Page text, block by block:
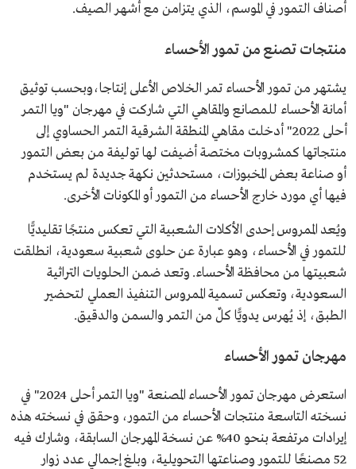
أصناف التمور في الموسم، الذي يتزامن مع أشهر الصيف.
منتجات تصنع من تمور الأحساء
يشتهر من تمور الأحساء تمر الخلاص الأعلى إنتاجا،وبحسب توثيق
أمانة الأحساء للمصانع والمقاهي التي شاركت في مهرجان "ويا التمر
أحلى 2022" أدخلت مقاهي المنطقة الشرقية التمر الحساوي إلى
منتجاتها كمشروبات مختصة أضيفت لها توليفة من بعض التمور
أو صناعة بعض المخبوزات، مستحدثين نكهة جديدة لم يستخدم
فيها أي مورد خارج الأحساء من التمور أو المكونات الأخرى.
ويُعد الممروس إحدى الأكلات الشعبية التي تعكس منتجًا تقليديًّا
للتمور في الأحساء، وهو عبارة عن حلوى شعبية سعودية، انطلقت
شعبيتها من محافظة الأحساء. وتعد ضمن الحلويات التراثية
السعودية، وتعكس تسمية الممروس التنفيذ العملي لتحضير
الطبق، إذ يُهرس يدويًّا كلٌ من التمر والسمن والدقيق.
مهرجان تمور الأحساء
استعرض مهرجان تمور الأحساء المصنعة "ويا التمر أحلى 2024" في
نسخته التاسعة منتجات الأحساء من التمور، وحقق في نسخته هذه
إيرادات مرتفعة بنحو 40% عن نسخة المهرجان السابقة، وشارك فيه
52 مصنعًا للتمور وصناعتها التحويلية، وبلغ إجمالي عدد زوار